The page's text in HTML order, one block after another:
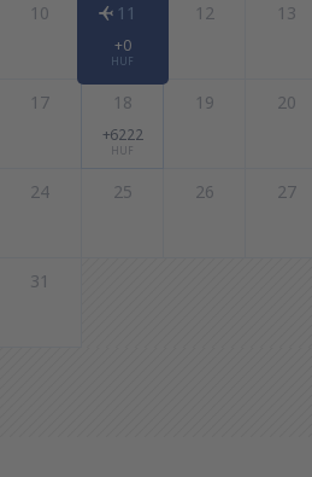
10 11
+0
HUF
12 13
17 18
+6222
HUF
19 20
24 25 26 27
31